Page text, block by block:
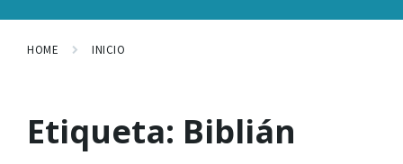
HOME INICIO
Etiqueta: Biblián